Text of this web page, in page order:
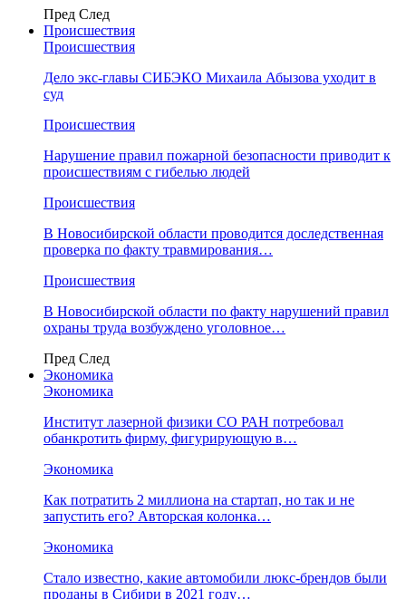
Пред След
Происшествия
Происшествия
Дело экс-главы СИБЭКО Михаила Абызова уходит в
суд
Происшествия
Нарушение правил пожарной безопасности приводит к
происшествиям с гибелью людей
Происшествия
В Новосибирской области проводится доследственная
проверка по факту травмирования…
Происшествия
В Новосибирской области по факту нарушений правил
охраны труда возбуждено уголовное…
Пред След
Экономика
Экономика
Институт лазерной физики СО РАН потребовал
обанкротить фирму, фигурирующую в…
Экономика
Как потратить 2 миллиона на стартап, но так и не
запустить его? Авторская колонка…
Экономика
Стало известно, какие автомобили люкс-брендов были
проданы в Сибири в 2021 году…